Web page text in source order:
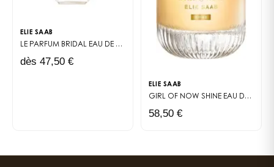
ELIE SAAB
LE PARFUM BRIDAL EAU DE PARFUM
dès 47,50 €
ELIE SAAB
GIRL OF NOW SHINE EAU DE PARFUM
58,50 €